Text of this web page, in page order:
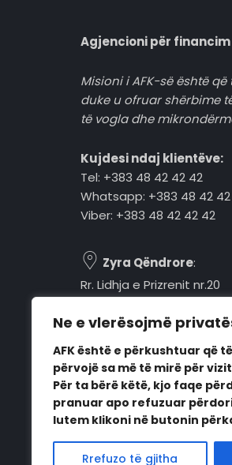
Ne e vlerësojmë
AFK është e përkushtuar që
përvojë sa më të mirë për
Për ta bërë këtë, kjo faqe
pranuar apo refuzuar
lutem klikoni në butonin
Rrefuzo të gjitha
Agjencioni për financim
Misioni i AFK-së është
duke u ofruar shërbime
të vogla dhe
Kujdesi ndaj klientëve:
Tel: +383 48 42 42 42
Whatsapp: +383 48 42
Viber: +383 48 42 42 42
Zyra Qëndrore:
Rr. Lidhja e Prizrenit nr.20
Pejë, 30000, Kosovë
Orari i punës:
E hënë - E premte
08:00 - 16:00